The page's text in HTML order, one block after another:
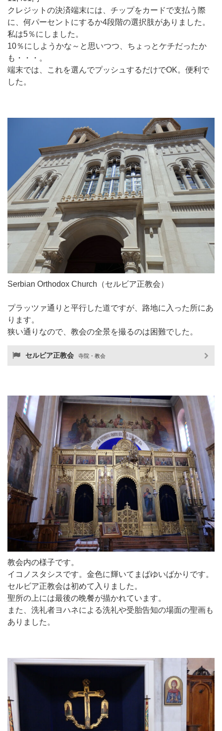
クレジットの決済端末には、チップをカードで支払う際
に、何パーセントにするか4段階の選択肢がありました。
私は5％にしました。
10％にしようかな～と思いつつ、ちょっとケチだったか
も・・・。
端末では、これを選んでプッシュするだけでOK。便利で
した。
Serbian Orthodox Church（セルビア正教会）
プラッツァ通りと平行した道ですが、路地に入った所にあ
ります。
狭い通りなので、教会の全景を撮るのは困難でした。
セルビア正教会 寺院・教会
教会内の様子です。
イコノスタシスです。金色に輝いてまばゆいばかりです。
セルビア正教会は初めて入りました。
聖所の上には最後の晩餐が描かれています。
また、洗礼者ヨハネによる洗礼や受胎告知の場面の聖画も
ありました。